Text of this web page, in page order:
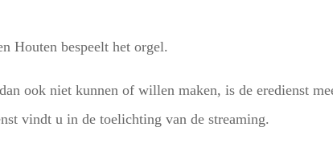
Houten bespeelt het orgel.
ook niet kunnen of willen maken, is de eredienst
vindt u in de toelichting van de streaming.